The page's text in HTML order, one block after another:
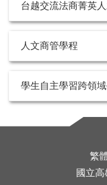
台越交流法商菁英
人文商管學程
學生自主學習跨領
繁
國立